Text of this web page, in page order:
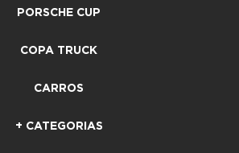
PORSCHE CUP
COPA TRUCK
CARROS
+ CATEGORIAS